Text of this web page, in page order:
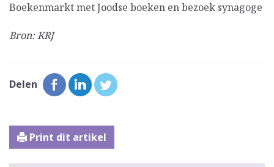
Boekenmarkt met Joodse boeken en bezoek synagoge
Bron: KRJ
Delen
Print dit artikel